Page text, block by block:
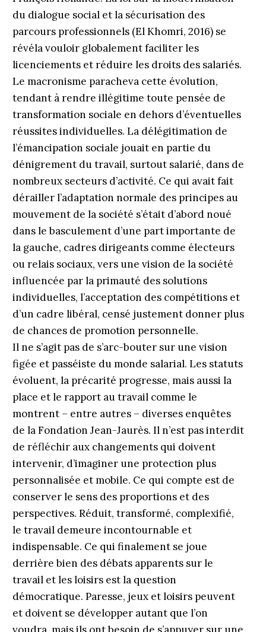
du dialogue social et la sécurisation des
parcours professionnels (El Khomri, 2016) se
révéla vouloir globalement faciliter les
licenciements et réduire les droits des salariés.
Le macronisme paracheva cette évolution,
tendant à rendre illégitime toute pensée de
transformation sociale en dehors d’éventuelles
réussites individuelles. La délégitimation de
l’émancipation sociale jouait en partie du
dénigrement du travail, surtout salarié, dans de
nombreux secteurs d’activité. Ce qui avait fait
dérailler l’adaptation normale des principes au
mouvement de la société s’était d’abord noué
dans le basculement d’une part importante de
la gauche, cadres dirigeants comme électeurs
ou relais sociaux, vers une vision de la société
influencée par la primauté des solutions
individuelles, l’acceptation des compétitions et
d’un cadre libéral, censé justement donner plus
de chances de promotion personnelle.
Il ne s’agit pas de s’arc-bouter sur une vision
figée et passéiste du monde salarial. Les statuts
évoluent, la précarité progresse, mais aussi la
place et le rapport au travail comme le
montrent – entre autres – diverses enquêtes
de la Fondation Jean-Jaurès. Il n’est pas interdit
de réfléchir aux changements qui doivent
intervenir, d’imaginer une protection plus
personnalisée et mobile. Ce qui compte est de
conserver le sens des proportions et des
perspectives. Réduit, transformé, complexifié,
le travail demeure incontournable et
indispensable. Ce qui finalement se joue
derrière bien des débats apparents sur le
travail et les loisirs est la question
démocratique. Paresse, jeux et loisirs peuvent
et doivent se développer autant que l’on